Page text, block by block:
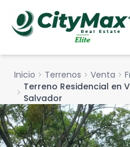
Inicio chevron_right Terrenos chevron_right Venta chevron_right
chevron_right Terreno Residencial en
Salvador